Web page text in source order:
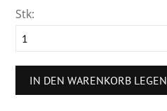
Stk:
IN DEN WARENKORB LEGEN